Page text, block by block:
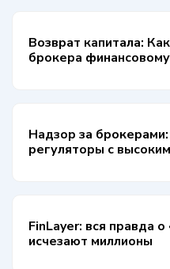
Возврат капитала:
брокера
Надзор за
регуляторы с
FinLayer: вся правда
исчезают миллионы